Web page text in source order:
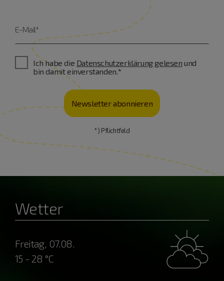
E-Mail*
Ich habe die Datenschutzerklärung gelesen und
bin damit einverstanden.*
Newsletter abonnieren
*) Pflichtfeld
Wetter
Freitag, 07.08.
15 - 28 °C